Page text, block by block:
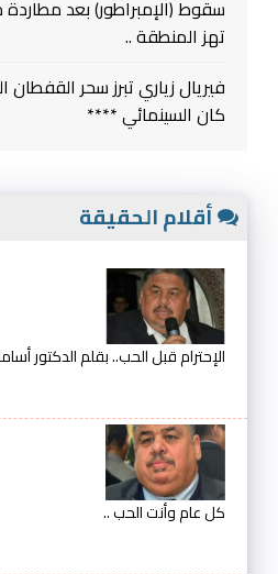
تهز المنطقة ..
فيريال زياري تبرز سحر
كان السينمائي ****
أقلام الحقيقة
الإحترام قبل الحب.. بقلم الدكتور
كل عام وأنت الحب ..